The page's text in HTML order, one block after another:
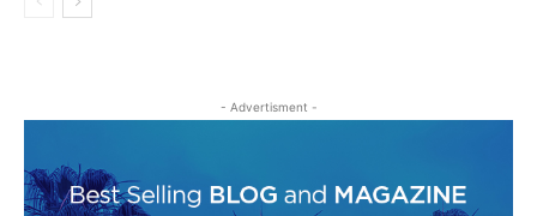
- Advertisment -